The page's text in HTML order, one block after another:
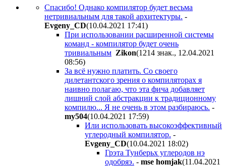
Спасибо! Однако компилятор будет весьма
нетривиальным для такой архитектуры. -
Evgeny_CD(10.04.2021 17:41)
При использовании расширенной системы
команд - компилятор будет очень
тривиальным Zikon(1214 знак., 12.04.2021
08:56)
За всё нужно платить. Со своего
дилетантского зрения о компиляторах я
наивно полагаю, что эта фича добавляет
лишний слой абстракции к традиционному
компилю... Я не очень в этом разбираюсь. -
my504(10.04.2021 17:59)
Или использовать высокоэффективный
углеродный компилятор. -
Evgeny_CD(10.04.2021 18:02)
Грэта Тунберьх углеродов нэ
одобряэ. - mse homjak(11.04.2021